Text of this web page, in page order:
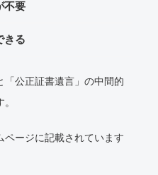
不要
きる
「公正証書遺言」の中間的
ページに記載されています